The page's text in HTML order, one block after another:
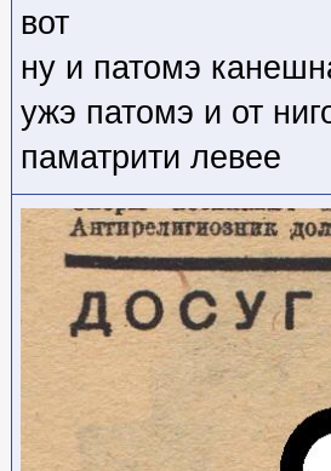
вот
ну и патомэ
ужэ патомэ и от
паматрити левее